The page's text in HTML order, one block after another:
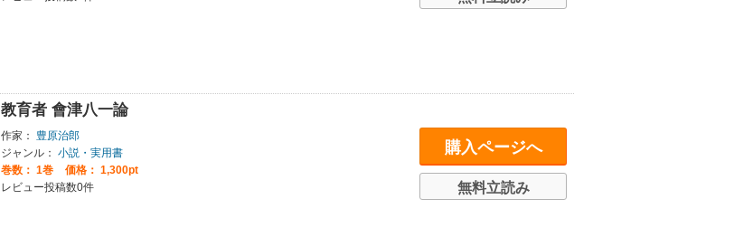
教育者 會津八一論
作家：
豊原治郎
ジャンル： 小説・実用書
巻数： 1巻
価格： 1,300pt
レビュー投稿数0件
購入ページへ
無料立読み